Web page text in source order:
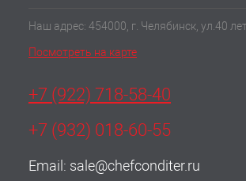
Наш адрес: 454000, г. Челябинск, ул.40
Посмотреть на карте
+7 (922) 718-58-40
+7 (932) 018-60-55
Email: sale@chefconditer.ru